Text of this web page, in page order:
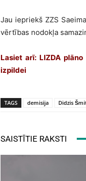
Jau iepriekš ZZS
vērtības nodokļa
Lasiet arī: LIZDA
izpildei
TAGS demisija Didzis
SAISTĪTIE RAKSTI